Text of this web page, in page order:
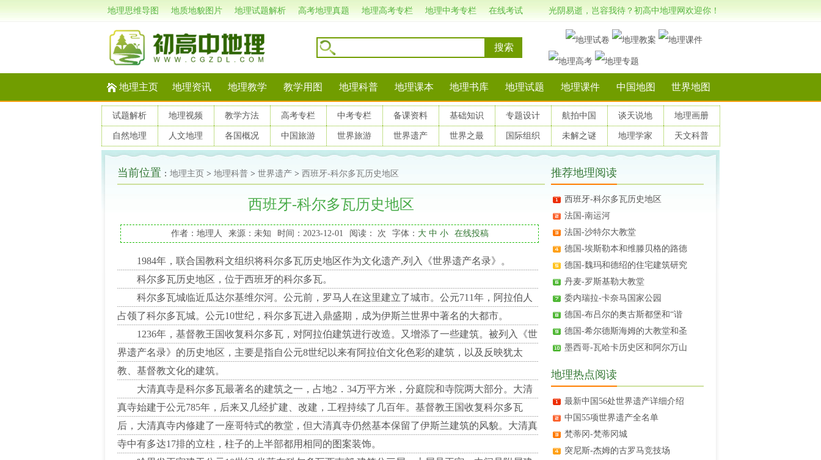
地理思维导图 地质地貌图片 地理试题解析 高考地理真题 地理高考专栏 地理中考专栏 在线考试 光阴易逝，岂容我待？初高中地理网欢迎你！
搜索
地理主页 地理资讯 地理教学 教学用图 地理科普 地理课本 地理书库 地理试题 地理课件 中国地图 世界地图
试题解析 地理视频 教学方法 高考专栏 中考专栏 备课资料 基础知识 专题设计 航拍中国 谈天说地 地理画册
自然地理 人文地理 各国概况 中国旅游 世界旅游 世界遗产 世界之最 国际组织 未解之谜 地理学家 天文科普
当前位置 ： 地理主页 > 地理科普 > 世界遗产 > 西班牙-科尔多瓦历史地区
西班牙-科尔多瓦历史地区
作者：地理人 来源：未知 时间：2023-12-01 阅读： 次 字体： 大 中 小 在线投稿
1984年，联合国教科文组织将科尔多瓦历史地区作为文化遗产,列入《世界遗产名录》。
科尔多瓦历史地区，位于西班牙的科尔多瓦。
科尔多瓦城临近瓜达尔基维尔河。公元前，罗马人在这里建立了城市。公元711年，阿拉伯人
占领了科尔多瓦城。公元10世纪，科尔多瓦进入鼎盛期，成为伊斯兰世界中著名的大都市。
1236年，基督教王国收复科尔多瓦，对阿拉伯建筑进行改造。又增添了一些建筑。被列入《世
界遗产名录》的历史地区，主要是指自公元8世纪以来有阿拉伯文化色彩的建筑，以及反映犹太
教、基督教文化的建筑。
大清真寺是科尔多瓦最著名的建筑之一，占地2．34万平方米，分庭院和寺院两大部分。大清
真寺始建于公元785年，后来又几经扩建、改建，工程持续了几百年。基督教王国收复科尔多瓦
后，大清真寺内修建了一座哥特式的教堂，但大清真寺仍然基本保留了伊斯兰建筑的风貌。大清真
寺中有多达17排的立柱，柱子的上半部都用相同的图案装饰。
推荐地理阅读
西班牙-科尔多瓦历史地区
法国-南运河
法国-沙特尔大教堂
德国-埃斯勒本和维滕贝格的路德
德国-魏玛和德绍的住宅建筑研究
丹麦-罗斯基勒大教堂
委内瑞拉-卡奈马国家公园
德国-布吕尔的奥古斯都堡和“谐
德国-希尔德斯海姆的大教堂和圣
墨西哥-瓦哈卡历史区和阿尔万山
地理热点阅读
最新中国56处世界遗产详细介绍
中国55项世界遗产全名单
梵蒂冈-梵蒂冈城
突尼斯-杰姆的古罗马竞技场